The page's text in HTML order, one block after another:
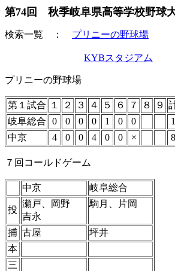
第74回 秋季岐阜県高等学校野
検索一覧 ： プリニーの野球場
KYBスタジアム
プリニーの野球場
第１試合 １ ２ ３ ４ ５ ６ ７ ８ ９
岐阜総合
0 0 0 0 1 0 0
1
中京
4 0 0 4 0 0 × 8
７回コールドゲーム
中京 岐阜総合
投
瀬戸、岡野
吉永
駒月、片岡
捕 古屋
坪井
本
三